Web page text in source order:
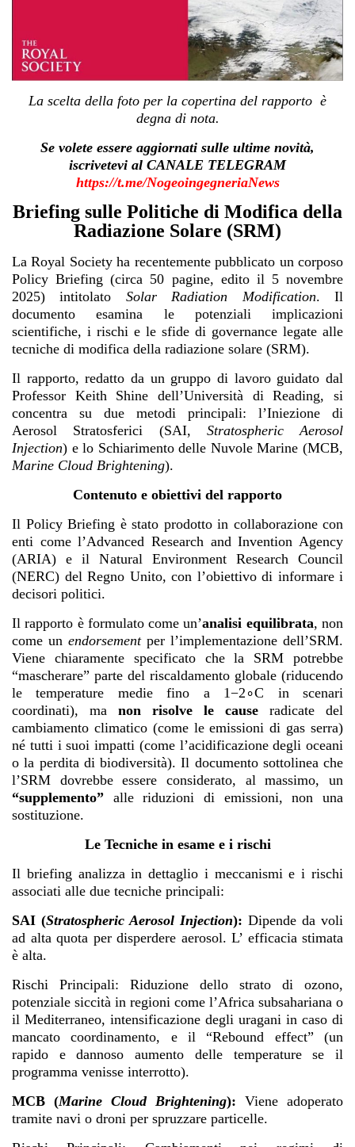
La scelta della foto per la copertina del rapporto è
degna di nota.
Se volete essere aggiornati sulle ultime novità,
iscrivetevi al CANALE TELEGRAM
https://t.me/NogeoingegneriaNews
Briefing sulle Politiche di Modifica della
Radiazione Solare (SRM)
La Royal Society ha recentemente pubblicato un corposo
Policy Briefing (circa 50 pagine, edito il 5 novembre
2025) intitolato Solar Radiation Modification. Il
documento esamina le potenziali implicazioni
scientifiche, i rischi e le sfide di governance legate alle
tecniche di modifica della radiazione solare (SRM).
Il rapporto, redatto da un gruppo di lavoro guidato dal
Professor Keith Shine dell’Università di Reading, si
concentra su due metodi principali: l’Iniezione di
Aerosol Stratosferici (SAI, Stratospheric Aerosol
Injection) e lo Schiarimento delle Nuvole Marine (MCB,
Marine Cloud Brightening).
Contenuto e obiettivi del rapporto
Il Policy Briefing è stato prodotto in collaborazione con
enti come l’Advanced Research and Invention Agency
(ARIA) e il Natural Environment Research Council
(NERC) del Regno Unito, con l’obiettivo di informare i
decisori politici.
Il rapporto è formulato come un’analisi equilibrata, non
come un endorsementper l’implementazione dell’SRM.
Viene chiaramente specificato che la SRM potrebbe
“mascherare” parte del riscaldamento globale (riducendo
le temperature medie fino a 1−2∘C in scenari
coordinati), ma non risolve le cause radicate del
cambiamento climatico (come le emissioni di gas serra)
né tutti i suoi impatti (come l’acidificazione degli oceani
o la perdita di biodiversità). Il documento sottolinea che
l’SRM dovrebbe essere considerato, al massimo, un
“supplemento” alle riduzioni di emissioni, non una
sostituzione.
Le Tecniche in esame e i rischi
Il briefing analizza in dettaglio i meccanismi e i rischi
associati alle due tecniche principali:
SAI (Stratospheric Aerosol Injection): Dipende da voli
ad alta quota per disperdere aerosol. L’ efficacia stimata
è alta.
Rischi Principali: Riduzione dello strato di ozono,
potenziale siccità in regioni come l’Africa subsahariana o
il Mediterraneo, intensificazione degli uragani in caso di
mancato coordinamento, e il “Rebound effect” (un
rapido e dannoso aumento delle temperature se il
programma venisse interrotto).
MCB (Marine Cloud Brightening): Viene adoperato
tramite navi o droni per spruzzare particelle.